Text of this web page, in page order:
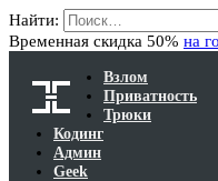
Найти:
Временная скидка 50% на
Взлом
Приватность
Трюки
Кодинг
Админ
Geek